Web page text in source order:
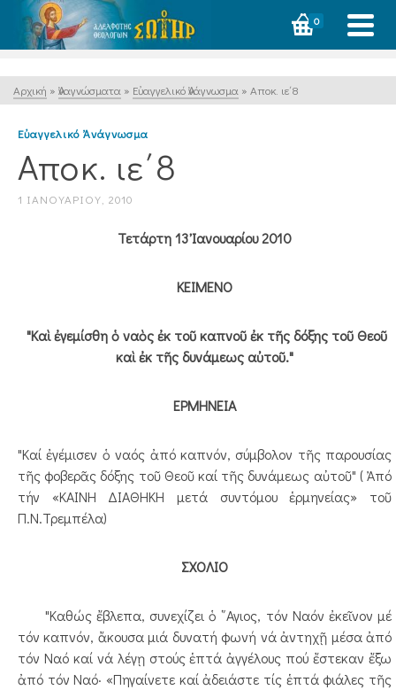
0
Αρχική » Ἀναγνώσματα » Εὐαγγελικό Ἀνάγνωσμα » Αποκ. ιε΄8
Εὐαγγελικό Ἀνάγνωσμα
Αποκ. ιε΄8
1 ΙΑΝΟΥΑΡΊΟΥ, 2010
Τετάρτη 13 Ἰανουαρίου 2010
ΚΕΙΜΕΝΟ
"Καὶ ἐγεμίσθη ὁ ναὸς ἐκ τοῦ καπνοῦ ἐκ τῆς δόξης τοῦ Θεοῦ
καὶ ἐκ τῆς δυνάμεως αὐτοῦ."
ΕΡΜΗΝΕΙΑ
"Καί ἐγέμισεν ὁ ναός ἀπό καπνόν, σύμβολον τῆς παρουσίας
τῆς φοβερᾶς δόξης τοῦ Θεοῦ καί τῆς δυνάμεως αὐτοῦ" ( Ἀπό
τήν «ΚΑΙΝΗ ΔΙΑΘΗΚΗ μετά συντόμου ἑρμηνείας» τοῦ
Π.Ν.Τρεμπέλα)
ΣΧΟΛΙΟ
"Καθώς ἔβλεπα, συνεχίζει ὁ ῞Αγιος, τόν Ναόν ἐκεῖνον μέ
τόν καπνόν, ἄκουσα μιά δυνατή φωνή νά ἀντηχῇ μέσα ἀπό
τόν Ναό καί νά λέγῃ στούς ἑπτά ἀγγέλους πού ἔστεκαν ἔξω
ἀπό τόν Ναό· «Πηγαίνετε καί ἀδειάστε τίς ἑπτά φιάλες τῆς